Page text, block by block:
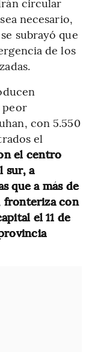
necesario,
subrayó que
de los
peor
con 5.550
el
el centro
sur, a
que a más de
fronteriza con
el 11 de